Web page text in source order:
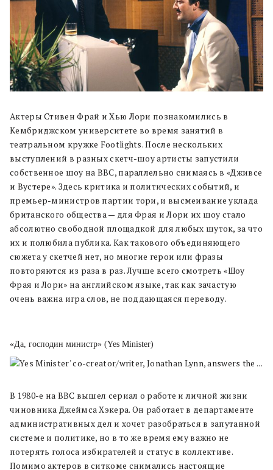
Актеры Стивен Фрай и Хью Лори познакомились в
Кембриджском университете во время занятий в
театральном кружке Footlights. После нескольких
выступлений в разных скетч-шоу артисты запустили
собственное шоу на BBC, параллельно снимаясь в «Дживсе
и Вустере». Здесь критика и политических событий, и
премьер-министров партии тори, и высмеивание уклада
британского общества — для Фрая и Лори их шоу стало
абсолютно свободной площадкой для любых шуток, за что
их и полюбила публика. Как такового объединяющего
сюжета у скетчей нет, но многие герои или фразы
повторяются из раза в раз. Лучше всего смотреть «Шоу
Фрая и Лори» на английском языке, так как зачастую
очень важна игра слов, не поддающаяся переводу.
«Да, господин министр» (Yes Minister)
В 1980-е на BBC вышел сериал о работе и личной жизни
чиновника Джеймса Хэкера. Он работает в департаменте
административных дел и хочет разобраться в запутанной
системе и политике, но в то же время ему важно не
потерять голоса избирателей и статус в коллективе.
Помимо актеров в ситкоме снимались настоящие